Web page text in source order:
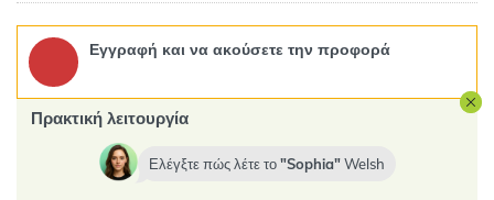
Εγγραφή και να ακούσετε την προφορά
Πρακτική λειτουργία
Ελέγξτε πώς λέτε το Sophia Welsh